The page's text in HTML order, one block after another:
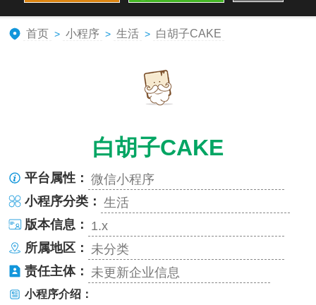
首页 > 小程序 > 生活 > 白胡子CAKE
白胡子CAKE
平台属性： 微信小程序
小程序分类： 生活
版本信息： 1.x
所属地区： 未分类
责任主体： 未更新企业信息
小程序介绍：